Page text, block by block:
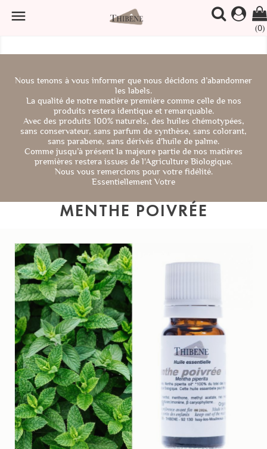

(0)
Nous tenons à vous informer que nous décidons d’abandonner
les labels.
La qualité de notre matière première comme celle de nos
produits restera identique et remarquable.
Avec des produits 100% naturels, des huiles chémotypées,
sans conservateur, sans parfum de synthèse, sans colorant,
sans parabene, sans dérivés d'huile de palme.
Comme jusqu’à présent la majeure partie de nos matières
premières restera issues de l'Agriculture Biologique.
Nous vous remercions pour votre fidélité.
Essentiellement Votre
MENTHE POIVRÉE